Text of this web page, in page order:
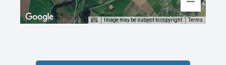
Image may be subject to copyright Terms